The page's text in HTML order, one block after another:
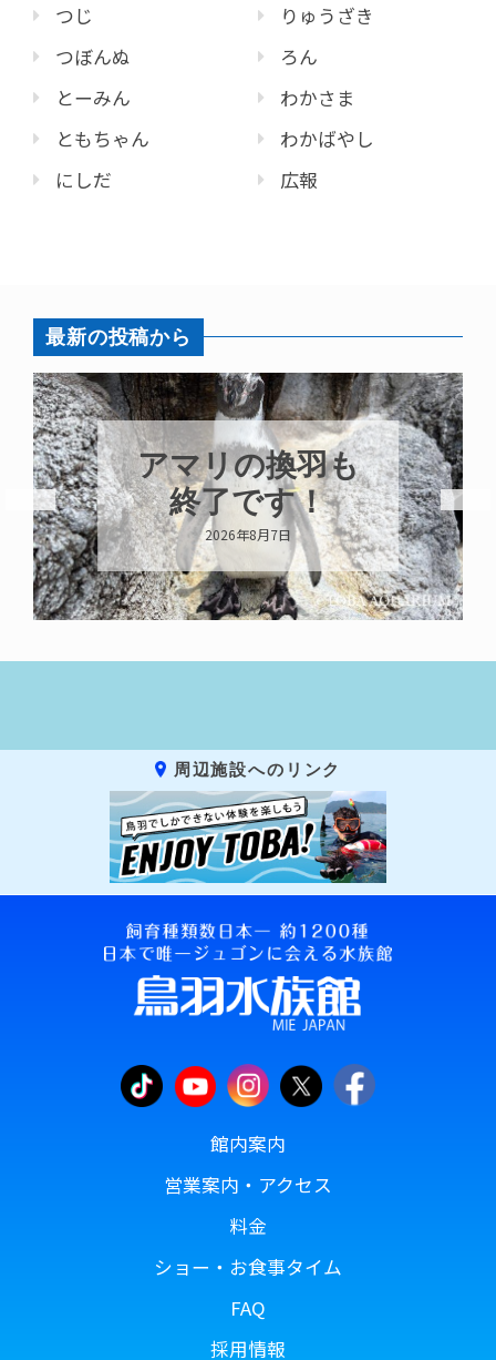
つじ
つぼんぬ
とーみん
ともちゃん
にしだ
りゅうざき
ろん
わかさま
わかばやし
広報
最新の投稿から
アマリの換羽も
終了です！
2026年8月7日
周辺施設へのリンク
館内案内
営業案内・アクセス
料金
ショー・お食事タイム
FAQ
採用情報